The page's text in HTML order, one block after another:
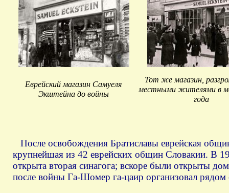
После освобождения Братиславы еврейская
крупнейшая из 42 еврейских общин Словакии. В
открыта вторая синагога; вскоре были открыты
после войны Га-Шомер га-цаир организовал
Еврейский магазин Самуеля
Экштейна до войны
Тот же магазин,
местными жителями в
года